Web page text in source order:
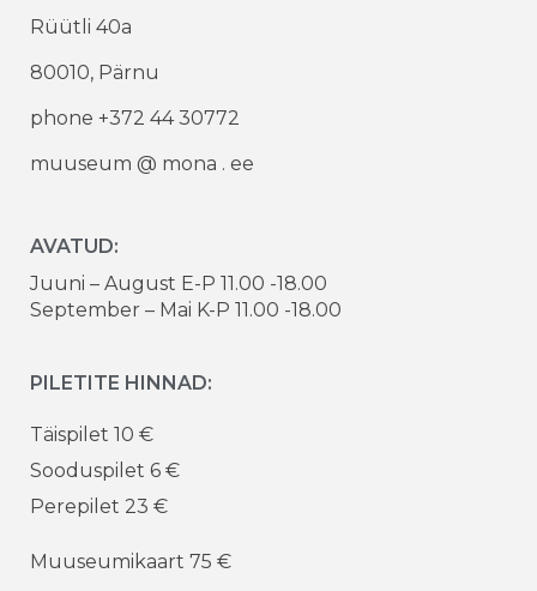
Rüütli 40a
80010, Pärnu
phone +372 44 30772
muuseum @ mona . ee
AVATUD:
Juuni – August E-P 11.00 -18.00
September – Mai K-P 11.00 -18.00
PILETITE HINNAD:
Täispilet 10 €
Sooduspilet 6 €
Perepilet 23 €
Muuseumikaart 75 €